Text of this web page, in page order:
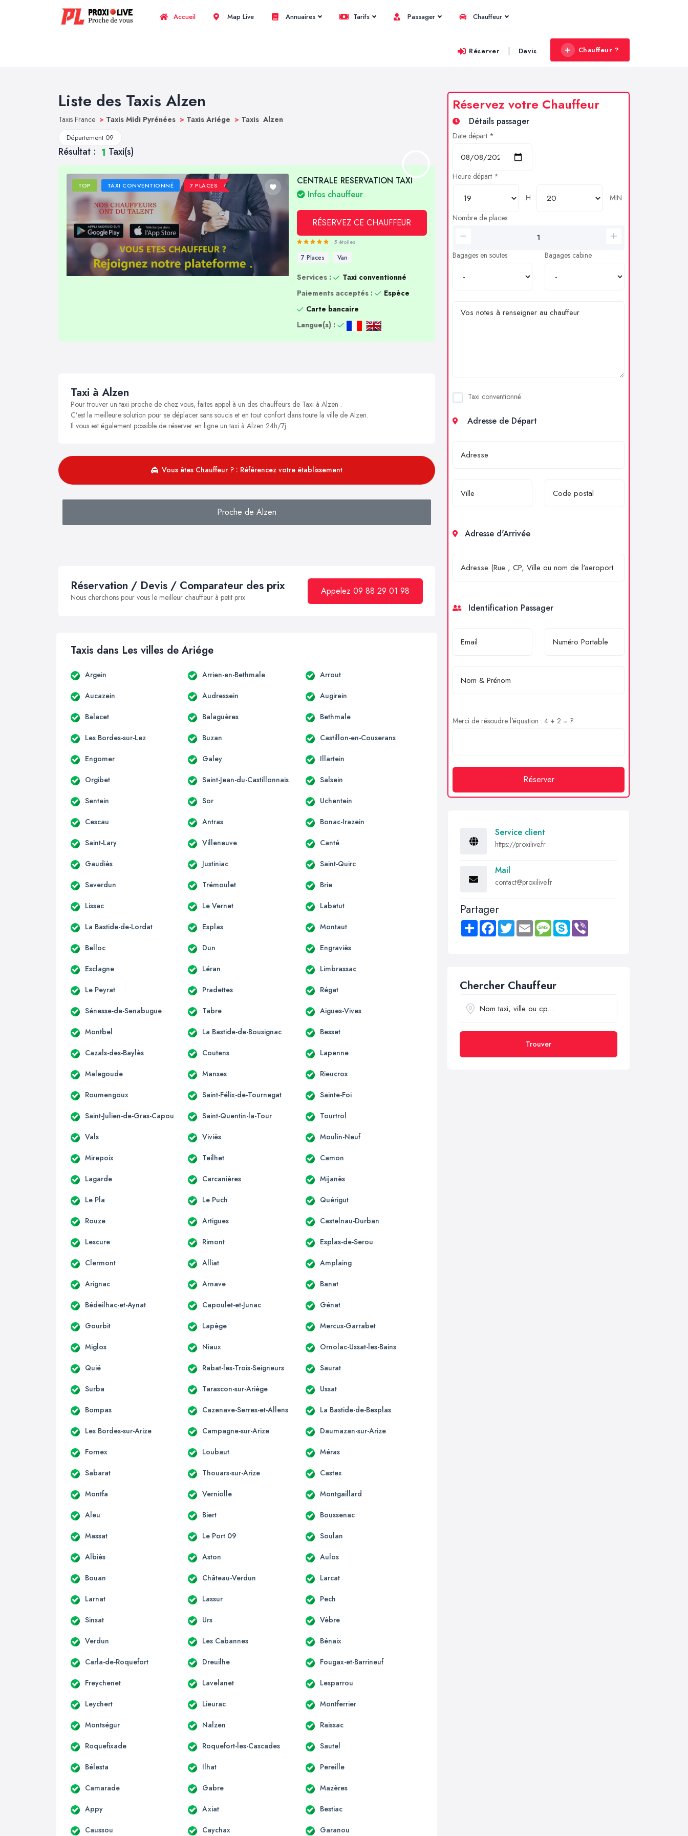
Accueil Map Live Annuaires Tarifs Passager Chauffeur
Réserver | Devis Chauffeur ?
Liste des Taxis Alzen
Taxis France > Taxis Midi Pyrénées > Taxis Ariége > Taxis Alzen
Département 09
Résultat : 1 Taxi(s)
TOP TAXI CONVENTIONNÉ 7 PLACES
CENTRALE RESERVATION TAXI
Infos chauffeur
RÉSERVEZ CE CHAUFFEUR
5 étoiles
7 Places Van
Services :
Taxi conventionné
Paiements acceptés :
Espèce
Carte bancaire
Langue(s) :
Taxi à Alzen
Pour trouver un taxi proche de chez vous, faites appel à un des chauffeurs de Taxi à Alzen .
C’est la meilleure solution pour se déplacer sans soucis et en tout confort dans toute la ville de Alzen.
Il vous est également possible de réserver en ligne un taxi à Alzen 24h/7j .
Vous êtes Chauffeur ? : Référencez votre établissement
Proche de Alzen
Réservation / Devis / Comparateur des prix
Nous cherchons pour vous le meilleur chauffeur à petit prix
Appelez 09 88 29 01 98
Taxis dans Les villes de Ariége
Argein Arrien-en-Bethmale Arrout
Aucazein Audressein Augirein
Balacet Balaguères Bethmale
Les Bordes-sur-Lez Buzan Castillon-en-Couserans
Engomer Galey Illartein
Orgibet Saint-Jean-du-Castillonnais Salsein
Sentein Sor Uchentein
Cescau Antras Bonac-Irazein
Saint-Lary Villeneuve Canté
Gaudiès Justiniac Saint-Quirc
Saverdun Trémoulet Brie
Lissac Le Vernet Labatut
La Bastide-de-Lordat Esplas Montaut
Belloc Dun Engraviès
Esclagne Léran Limbrassac
Le Peyrat Pradettes Régat
Sénesse-de-Senabugue Tabre Aigues-Vives
Montbel La Bastide-de-Bousignac Besset
Cazals-des-Baylès Coutens Lapenne
Malegoude Manses Rieucros
Roumengoux Saint-Félix-de-Tournegat Sainte-Foi
Saint-Julien-de-Gras-Capou Saint-Quentin-la-Tour Tourtrol
Vals Viviès Moulin-Neuf
Mirepoix Teilhet Camon
Lagarde Carcanières Mijanès
Le Pla Le Puch Quérigut
Rouze Artigues Castelnau-Durban
Lescure Rimont Esplas-de-Serou
Clermont Alliat Amplaing
Arignac Arnave Banat
Bédeilhac-et-Aynat Capoulet-et-Junac Génat
Gourbit Lapège Mercus-Garrabet
Miglos Niaux Ornolac-Ussat-les-Bains
Quié Rabat-les-Trois-Seigneurs Saurat
Surba Tarascon-sur-Ariège Ussat
Bompas Cazenave-Serres-et-Allens La Bastide-de-Besplas
Les Bordes-sur-Arize Campagne-sur-Arize Daumazan-sur-Arize
Fornex Loubaut Méras
Sabarat Thouars-sur-Arize Castex
Montfa Verniolle Montgaillard
Aleu Biert Boussenac
Massat Le Port 09 Soulan
Albiès Aston Aulos
Bouan Château-Verdun Larcat
Larnat Lassur Pech
Sinsat Urs Vèbre
Verdun Les Cabannes Bénaix
Carla-de-Roquefort Dreuilhe Fougax-et-Barrineuf
Freychenet Lavelanet Lesparrou
Leychert Lieurac Montferrier
Montségur Nalzen Raissac
Roquefixade Roquefort-les-Cascades Sautel
Bélesta Ilhat Pereille
Camarade Gabre Mazères
Appy Axiat Bestiac
Caussou Caychax Garanou
Réservez votre Chauffeur
Détails passager
Date départ *
Heure départ *
H
MIN
Nombre de places
Bagages en soutes Bagages cabine
Taxi conventionné
Adresse de Départ
Adresse d'Arrivée
Identification Passager
Merci de résoudre l'équation : 4 + 2 = ?
Réserver
Service client
https://proxilive.fr
Mail
contact@proxilive.fr
Partager
Share FacebookTwitter Email MessageSkype
Chercher Chauffeur
Trouver